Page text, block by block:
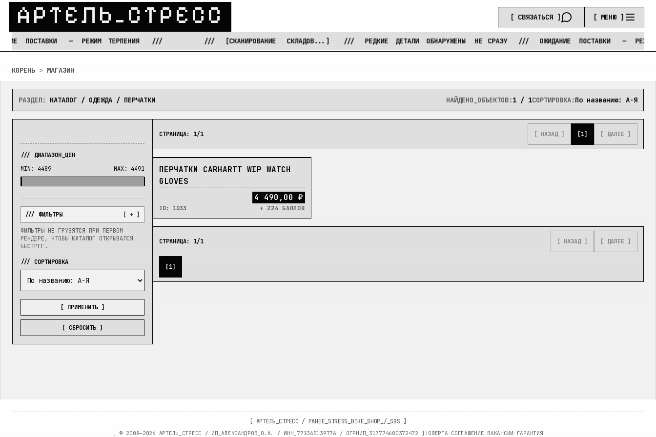
АРТЕЛЬ_СТРЕСС [ СВЯЗАТЬСЯ ] [ МЕНЮ ]
ПОСТАВКИ — РЕЖИМ ТЕРПЕНИЯ /// [СКАНИРОВАНИЕ СКЛАДОВ...] /// РЕДКИЕ ДЕТАЛИ ОБНАРУЖЕНЫ НЕ СРАЗУ /// ОЖИДАНИЕ ПОСТАВКИ — РЕЖИМ
КОРЕНЬ > МАГАЗИН
РАЗДЕЛ: КАТАЛОГ / ОДЕЖДА / ПЕРЧАТКИ НАЙДЕНО_ОБЪЕКТОВ:1 / 1СОРТИРОВКА:По названию: А-Я
/// ДИАПАЗОН_ЦЕН
MIN: 4489 MAX: 4491
/// ФИЛЬТРЫ [ + ]
ФИЛЬТРЫ НЕ ГРУЗЯТСЯ ПРИ ПЕРВОМ
РЕНДЕРЕ, ЧТОБЫ КАТАЛОГ ОТКРЫВАЛСЯ
БЫСТРЕЕ.
/// СОРТИРОВКА
[ ПРИМЕНИТЬ ]
[ СБРОСИТЬ ]
СТРАНИЦА: 1/1 [ НАЗАД ] [1] [ ДАЛЕЕ ]
НЕТ
ПЕРЧАТКИ CARHARTT WIP WATCH
GLOVES
ID: 1033
4 490,00 ₽
+ 224 БАЛЛОВ
СТРАНИЦА: 1/1 [ НАЗАД ] [ ДАЛЕЕ ]
[1]
АРТЕЛЬ_СТРЕСС / РАНЕЕ_STRESS_BIKE_SHOP_/_SBS
[ © 2008—2026 АРТЕЛЬ_СТРЕСС / ИП_АЛЕКСАНДРОВ_О.А. / ИНН_ 771365139776 / ОГРНИП_ 317774600372472 ] ОФЕРТА· СОГЛАШЕНИЕ· ВАКАНСИИ · ГАРАНТИЯ